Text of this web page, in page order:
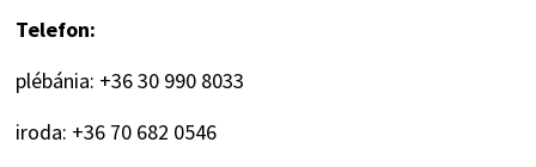
Telefon:
plébánia: +36 30 990 8033
iroda: +36 70 682 0546